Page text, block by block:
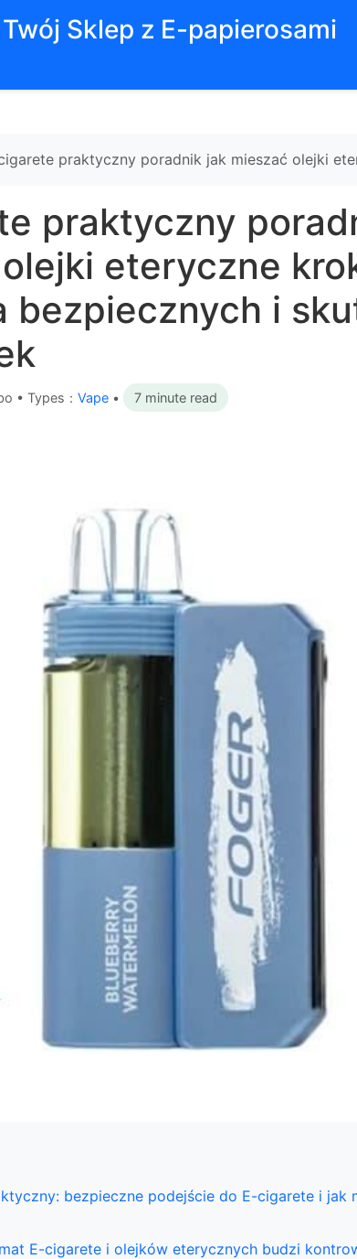
Sklep z E-papierosami
praktyczny poradnik jak mieszać olejki
praktyczny
eteryczne
bezpiecznych i
• Types： Vape • 7 minute read
bezpieczne podejście do E-cigarete i jak
E-cigarete i olejków eterycznych budzi